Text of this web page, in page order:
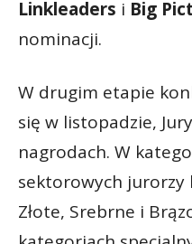
Linkleaders i Big
nominacji.
W drugim etapie
się w listopadzie,
nagrodach. W
sektorowych jurorzy
Złote, Srebrne i